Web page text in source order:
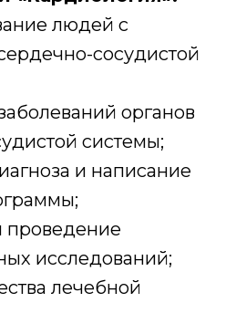
людей с
сосудистой
органов
системы;
и написание
проведение
исследований;
лечебной